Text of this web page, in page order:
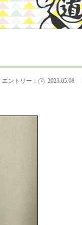
エントリー： 2023.05.08